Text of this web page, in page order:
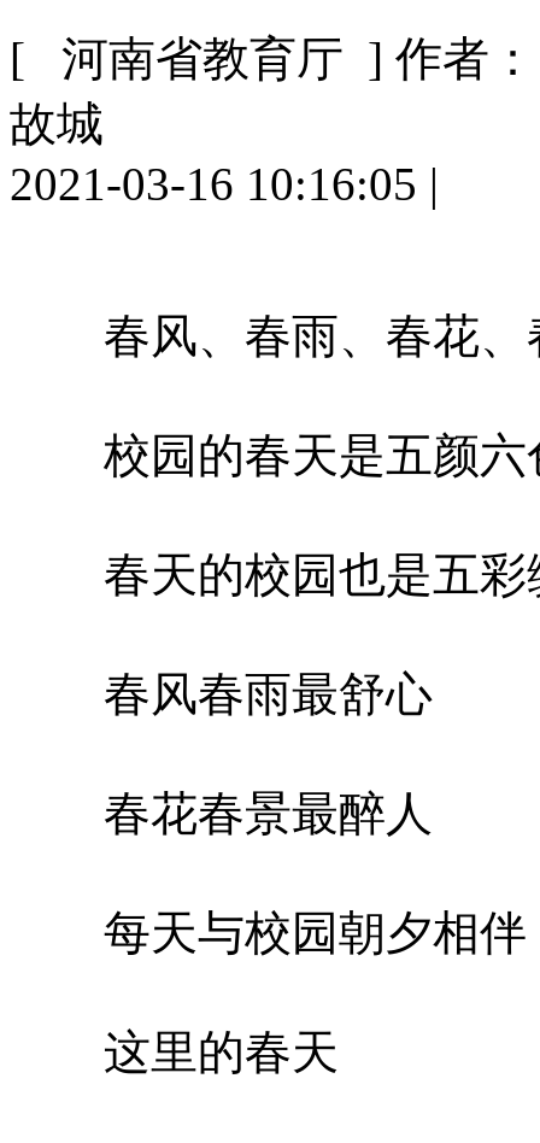
[ 河南省教育厅 ] 作者：
故城
2021-03-16 10:16:05 |
春风、春雨、春花、
校园的春天是五颜六
春天的校园也是五彩
春风春雨最舒心
春花春景最醉人
每天与校园朝夕相伴
这里的春天